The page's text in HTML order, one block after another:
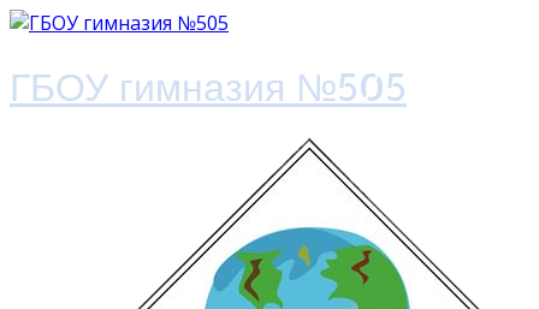
ГБОУ гимназия №505